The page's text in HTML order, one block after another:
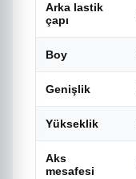
Arka lastik
çapı
Boy
Genişlik
Yükseklik
Aks
mesafesi